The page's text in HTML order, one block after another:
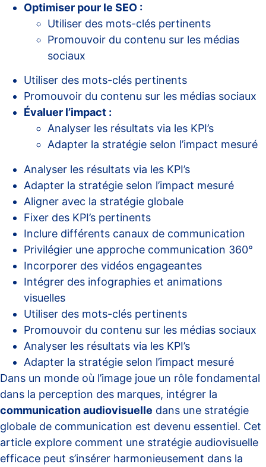
Optimiser pour le SEO :
Utiliser des mots-clés pertinents
Promouvoir du contenu sur les médias
sociaux
Utiliser des mots-clés pertinents
Promouvoir du contenu sur les médias sociaux
Évaluer l’impact :
Analyser les résultats via les KPI’s
Adapter la stratégie selon l’impact mesuré
Analyser les résultats via les KPI’s
Adapter la stratégie selon l’impact mesuré
Aligner avec la stratégie globale
Fixer des KPI’s pertinents
Inclure différents canaux de communication
Privilégier une approche communication 360°
Incorporer des vidéos engageantes
Intégrer des infographies et animations
visuelles
Utiliser des mots-clés pertinents
Promouvoir du contenu sur les médias sociaux
Analyser les résultats via les KPI’s
Adapter la stratégie selon l’impact mesuré
Dans un monde où l’image joue un rôle fondamental
dans la perception des marques, intégrer la
communication audiovisuelle dans une stratégie
globale de communication est devenu essentiel. Cet
article explore comment une stratégie audiovisuelle
efficace peut s’insérer harmonieusement dans la